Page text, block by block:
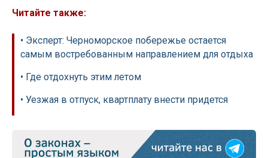
Читайте также:
• Эксперт: Черноморское побережье остается
самым востребованным направлением для отдыха
• Где отдохнуть этим летом
• Уезжая в отпуск, квартплату внести придется